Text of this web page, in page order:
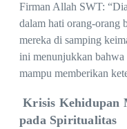
Firman Allah SWT:
dalam hati orang-orang
mereka di samping
ini menunjukkan
mampu memberikan
Krisis Kehidupan
pada Spiritualitas